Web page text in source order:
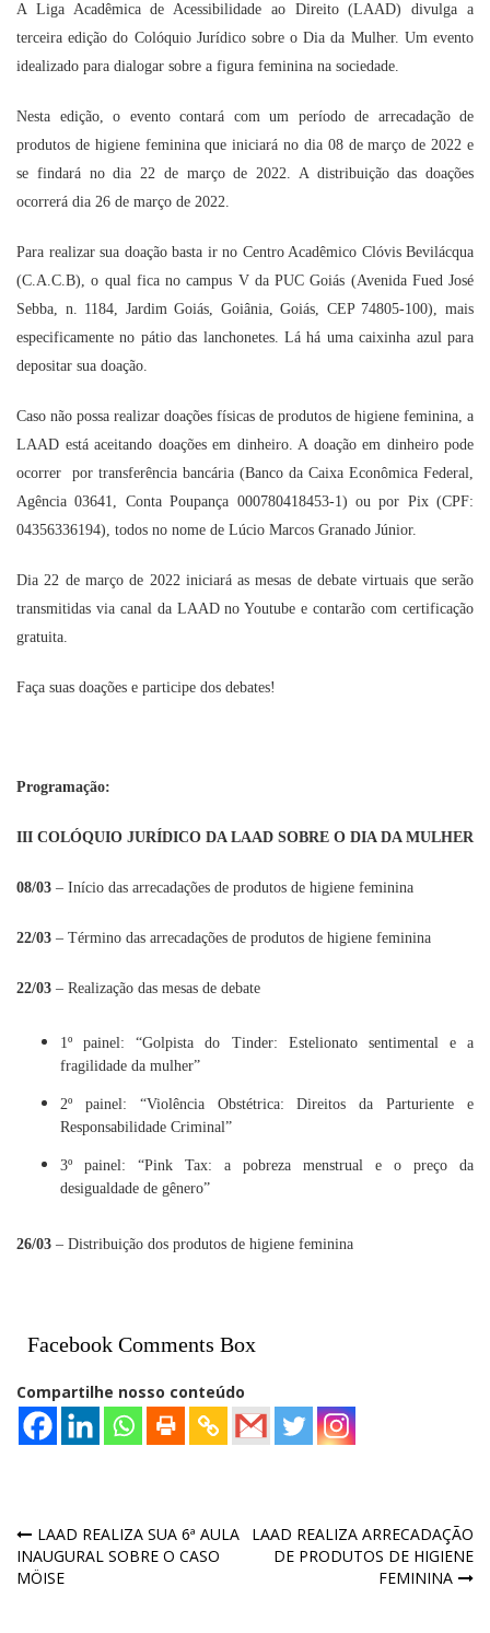
A Liga Acadêmica de Acessibilidade ao Direito (LAAD) divulga a
terceira edição do Colóquio Jurídico sobre o Dia da Mulher. Um evento
idealizado para dialogar sobre a figura feminina na sociedade.
Nesta edição, o evento contará com um período de arrecadação de
produtos de higiene feminina que iniciará no dia 08 de março de 2022 e
se findará no dia 22 de março de 2022. A distribuição das doações
ocorrerá dia 26 de março de 2022.
Para realizar sua doação basta ir no Centro Acadêmico Clóvis Bevilácqua
(C.A.C.B), o qual fica no campus V da PUC Goiás (Avenida Fued José
Sebba, n. 1184, Jardim Goiás, Goiânia, Goiás, CEP 74805-100), mais
especificamente no pátio das lanchonetes. Lá há uma caixinha azul para
depositar sua doação.
Caso não possa realizar doações físicas de produtos de higiene feminina, a
LAAD está aceitando doações em dinheiro. A doação em dinheiro pode
ocorrer
por transferência bancária (Banco da Caixa Econômica Federal,
Agência 03641, Conta Poupança 000780418453-1) ou por Pix (CPF:
04356336194), todos no nome de Lúcio Marcos Granado Júnior.
Dia 22 de março de 2022 iniciará as mesas de debate virtuais que serão
transmitidas via canal da LAAD no Youtube e contarão com certificação
gratuita.
Faça suas doações e participe dos debates!
Programação:
III COLÓQUIO JURÍDICO DA LAAD SOBRE O DIA DA MULHER
08/03 – Início das arrecadações de produtos de higiene feminina
22/03 – Término das arrecadações de produtos de higiene feminina
22/03 – Realização das mesas de debate
1º painel:“Golpista do Tinder: Estelionato sentimental e a
fragilidade da mulher”
2º painel: “Violência Obstétrica: Direitos da Parturiente e
Responsabilidade Criminal”
3º painel: “Pink Tax: a pobreza menstrual e o preço da
desigualdade de gênero”
26/03 – Distribuição dos produtos de higiene feminina
Facebook Comments Box
Compartilhe nosso conteúdo
Navegação
de
LAAD REALIZA SUA 6ª AULA
INAUGURAL SOBRE O CASO
MÖISE
LAAD REALIZA ARRECADAÇÃO
DE PRODUTOS DE HIGIENE
FEMININA